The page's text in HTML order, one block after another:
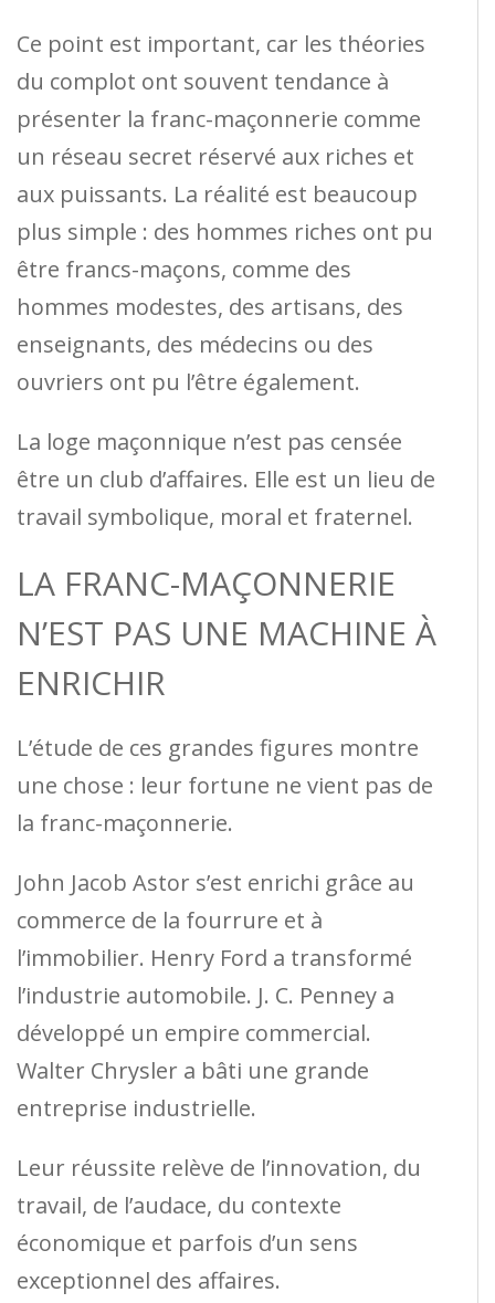
Ce point est important, car les théories
du complot ont souvent tendance à
présenter la franc-maçonnerie comme
un réseau secret réservé aux riches et
aux puissants. La réalité est beaucoup
plus simple : des hommes riches ont pu
être francs-maçons, comme des
hommes modestes, des artisans, des
enseignants, des médecins ou des
ouvriers ont pu l’être également.
La loge maçonnique n’est pas censée
être un club d’affaires. Elle est un lieu de
travail symbolique, moral et fraternel.
LA FRANC-MAÇONNERIE
N’EST PAS UNE MACHINE À
ENRICHIR
L’étude de ces grandes figures montre
une chose : leur fortune ne vient pas de
la franc-maçonnerie.
John Jacob Astor s’est enrichi grâce au
commerce de la fourrure et à
l’immobilier. Henry Ford a transformé
l’industrie automobile. J. C. Penney a
développé un empire commercial.
Walter Chrysler a bâti une grande
entreprise industrielle.
Leur réussite relève de l’innovation, du
travail, de l’audace, du contexte
économique et parfois d’un sens
exceptionnel des affaires.